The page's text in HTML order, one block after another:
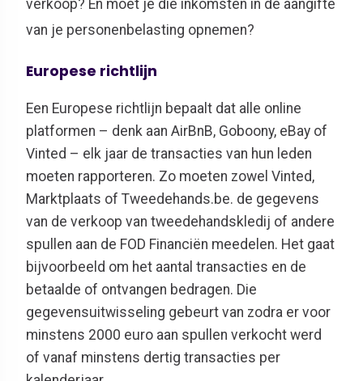
verkoop? En moet je die inkomsten in de aangifte
van je personenbelasting opnemen?
Europese richtlijn
Een Europese richtlijn bepaalt dat alle online
platformen – denk aan AirBnB, Goboony, eBay of
Vinted – elk jaar de transacties van hun leden
moeten rapporteren. Zo moeten zowel Vinted,
Marktplaats of Tweedehands.be. de gegevens
van de verkoop van tweedehandskledij of andere
spullen aan de FOD Financiën meedelen. Het gaat
bijvoorbeeld om het aantal transacties en de
betaalde of ontvangen bedragen. Die
gegevensuitwisseling gebeurt van zodra er voor
minstens 2000 euro aan spullen verkocht werd
of vanaf minstens dertig transacties per